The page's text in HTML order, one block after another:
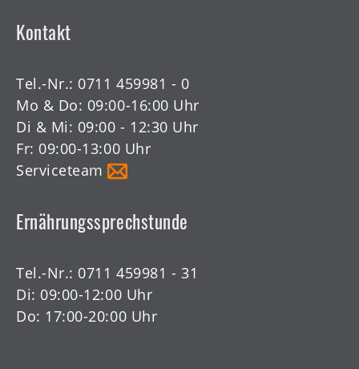
Kontakt
Tel.-Nr.: 0711 459981 - 0
Mo & Do: 09:00-16:00 Uhr
Di & Mi: 09:00 - 12:30 Uhr
Fr: 09:00-13:00 Uhr
Serviceteam
Ernährungssprechstunde
Tel.-Nr.: 0711 459981 - 31
Di: 09:00-12:00 Uhr
Do: 17:00-20:00 Uhr